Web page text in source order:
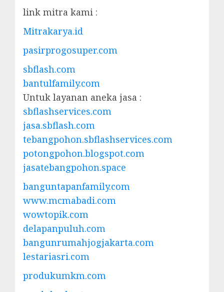
link mitra kami :
Mitrakarya.id
pasirprogosuper.com
sbflash.com
bantulfamily.com
Untuk layanan aneka jasa :
sbflashservices.com
jasa.sbflash.com
tebangpohon.sbflashservices.com
potongpohon.blogspot.com
jasatebangpohon.space
banguntapanfamily.com
www.mcmabadi.com
wowtopik.com
delapanpuluh.com
bangunrumahjogjakarta.com
lestariasri.com
produkumkm.com